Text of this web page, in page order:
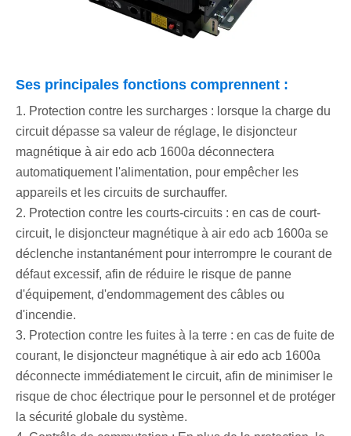
Ses principales fonctions comprennent :
1. Protection contre les surcharges : lorsque la charge du
circuit dépasse sa valeur de réglage, le disjoncteur
magnétique à air edo acb 1600a déconnectera
automatiquement l'alimentation, pour empêcher les
appareils et les circuits de surchauffer.
2. Protection contre les courts-circuits : en cas de court-
circuit, le disjoncteur magnétique à air edo acb 1600a se
déclenche instantanément pour interrompre le courant de
défaut excessif, afin de réduire le risque de panne
d'équipement, d'endommagement des câbles ou
d'incendie.
3. Protection contre les fuites à la terre : en cas de fuite de
courant, le disjoncteur magnétique à air edo acb 1600a
déconnecte immédiatement le circuit, afin de minimiser le
risque de choc électrique pour le personnel et de protéger
la sécurité globale du système.